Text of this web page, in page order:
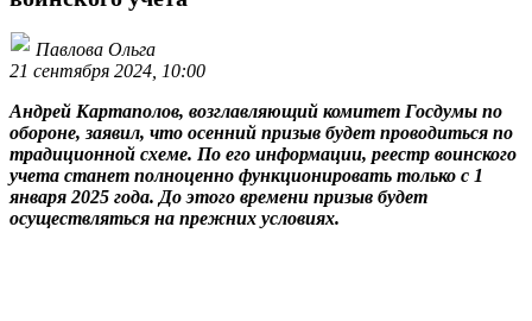
Павлова Ольга
21 сентября 2024, 10:00
Андрей Картаполов, возглавляющий комитет Госдумы по
обороне, заявил, что осенний призыв будет проводиться по
традиционной схеме. По его информации, реестр воинского
учета станет полноценно функционировать только с 1
января 2025 года. До этого времени призыв будет
осуществляться на прежних условиях.